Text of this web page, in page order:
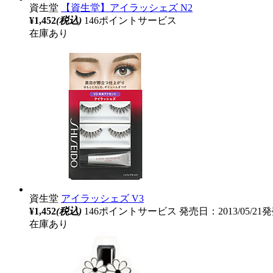
資生堂
【資生堂】アイラッシェズ N2
¥1,452(税込) 146ポイントサービス
在庫あり
資生堂 アイラッシェズ V3
¥1,452(税込) 146ポイントサービス 発売日：2013/05/21
在庫あり